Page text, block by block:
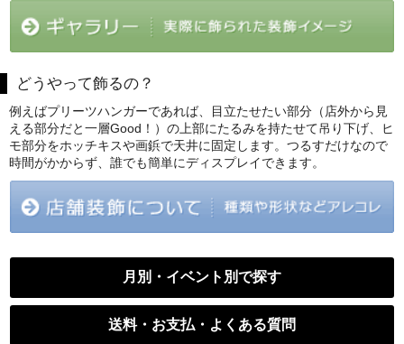
どうやって飾るの？
例えばプリーツハンガーであれば、目立たせたい部分（店外から見
える部分だと一層Good！）の上部にたるみを持たせて吊り下げ、ヒ
モ部分をホッチキスや画鋲で天井に固定します。つるすだけなので
時間がかからず、誰でも簡単にディスプレイできます。
月別・イベント別で探す
送料・お支払・よくある質問